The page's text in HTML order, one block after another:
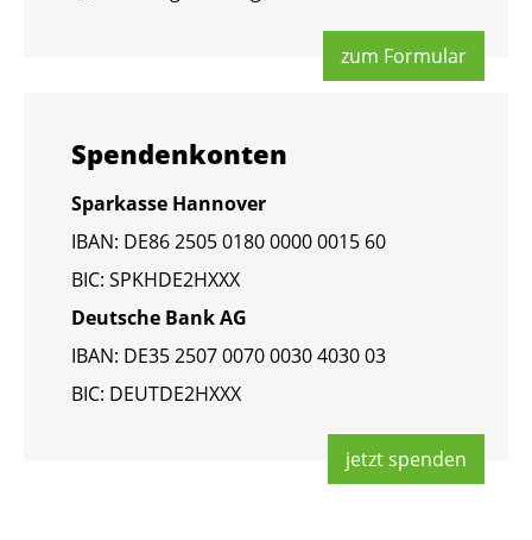
zum For­mu­lar
Spen­den­kon­ten
Spar­kas­se Han­no­ver
IBAN: DE86 2505 0180 0000 0015 60
BIC: SPKHDE2HXXX
Deut­sche Bank AG
IBAN: DE35 2507 0070 0030 4030 03
BIC: DEUT­DE2HXXX
jetzt spen­den